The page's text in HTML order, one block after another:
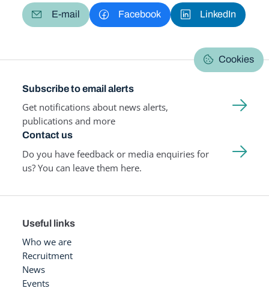
E-mail Facebook LinkedIn
Cookies
Subscribe to email alerts
Get notifications about news alerts,
publications and more
Contact us
Do you have feedback or media enquiries for
us? You can leave them here.
Useful links
Who we are
Recruitment
News
Events